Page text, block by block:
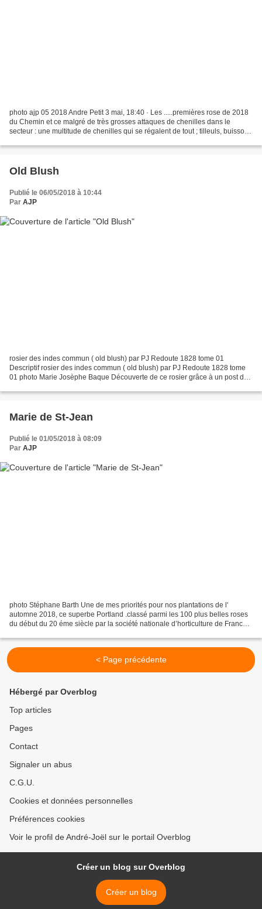
photo ajp 05 2018 Andre Petit 3 mai, 18:40 · Les .....premières rose de 2018
du Chemin et ce malgré de très grosses attaques de chenilles dans le
secteur : une multitude de chenilles qui se régalent de tout ; tilleuls, buissons
Old Blush
Publié le 06/05/2018 à 10:44
Par AJP
rosier des indes commun ( old blush) par PJ Redoute 1828 tome 01
Descriptif rosier des indes commun ( old blush) par PJ Redoute 1828 tome
01 photo Marie Josèphe Baque Découverte de ce rosier grâce à un post de
Marie de St-Jean
Publié le 01/05/2018 à 08:09
Par AJP
photo Stéphane Barth Une de mes priorités pour nos plantations de l'
automne 2018, ce superbe Portland .classé parmi les 100 plus belles roses
du début du 20 éme siècle par la société nationale d’horticulture de France
< Page précédente
Hébergé par Overblog
Top articles
Pages
Contact
Signaler un abus
C.G.U.
Cookies et données personnelles
Préférences cookies
Voir le profil de André-Joël sur le portail Overblog
Créer un blog sur Overblog
Créer un blog